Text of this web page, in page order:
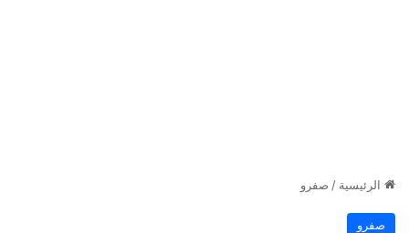
الرئيسية / صفرو
صفرو